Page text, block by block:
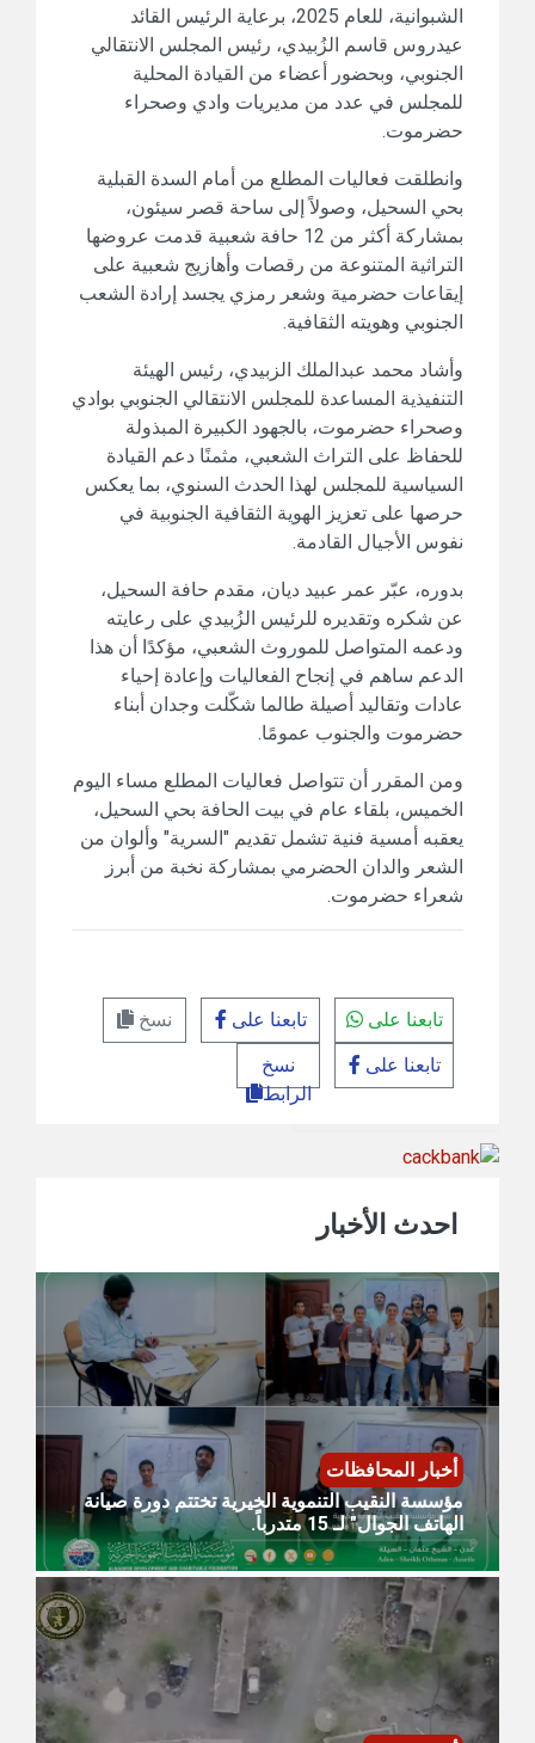
الشبوانية، للعام 2025، برعاية الرئيس القائد
عيدروس قاسم الزُبيدي، رئيس المجلس الانتقالي
الجنوبي، وبحضور أعضاء من القيادة المحلية
للمجلس في عدد من مديريات وادي وصحراء
حضرموت.
وانطلقت فعاليات المطلع من أمام السدة القبلية
بحي السحيل، وصولاً إلى ساحة قصر سيئون،
بمشاركة أكثر من 12 حافة شعبية قدمت عروضها
التراثية المتنوعة من رقصات وأهازيج شعبية على
إيقاعات حضرمية وشعر رمزي يجسد إرادة الشعب
الجنوبي وهويته الثقافية.
وأشاد محمد عبدالملك الزبيدي، رئيس الهيئة
التنفيذية المساعدة للمجلس الانتقالي الجنوبي بوادي
وصحراء حضرموت، بالجهود الكبيرة المبذولة
للحفاظ على التراث الشعبي، مثمنًا دعم القيادة
السياسية للمجلس لهذا الحدث السنوي، بما يعكس
حرصها على تعزيز الهوية الثقافية الجنوبية في
نفوس الأجيال القادمة.
بدوره، عبّر عمر عبيد ديان، مقدم حافة السحيل،
عن شكره وتقديره للرئيس الزُبيدي على رعايته
ودعمه المتواصل للموروث الشعبي، مؤكدًا أن هذا
الدعم ساهم في إنجاح الفعاليات وإعادة إحياء
عادات وتقاليد أصيلة طالما شكّلت وجدان أبناء
حضرموت والجنوب عمومًا.
ومن المقرر أن تتواصل فعاليات المطلع مساء اليوم
الخميس، بلقاء عام في بيت الحافة بحي السحيل،
يعقبه أمسية فنية تشمل تقديم "السرية" وألوان من
الشعر والدان الحضرمي بمشاركة نخبة من أبرز
شعراء حضرموت.
تابعنا على تابعنا على
نسخ
تابعنا على
نسخ
الرابط
احدث الأخبار
أخبار المحافظات
مؤسسة النقيب التنموية الخيرية تختتم دورة صيانة
الهاتف الجوال" لـ 15 متدرباً.